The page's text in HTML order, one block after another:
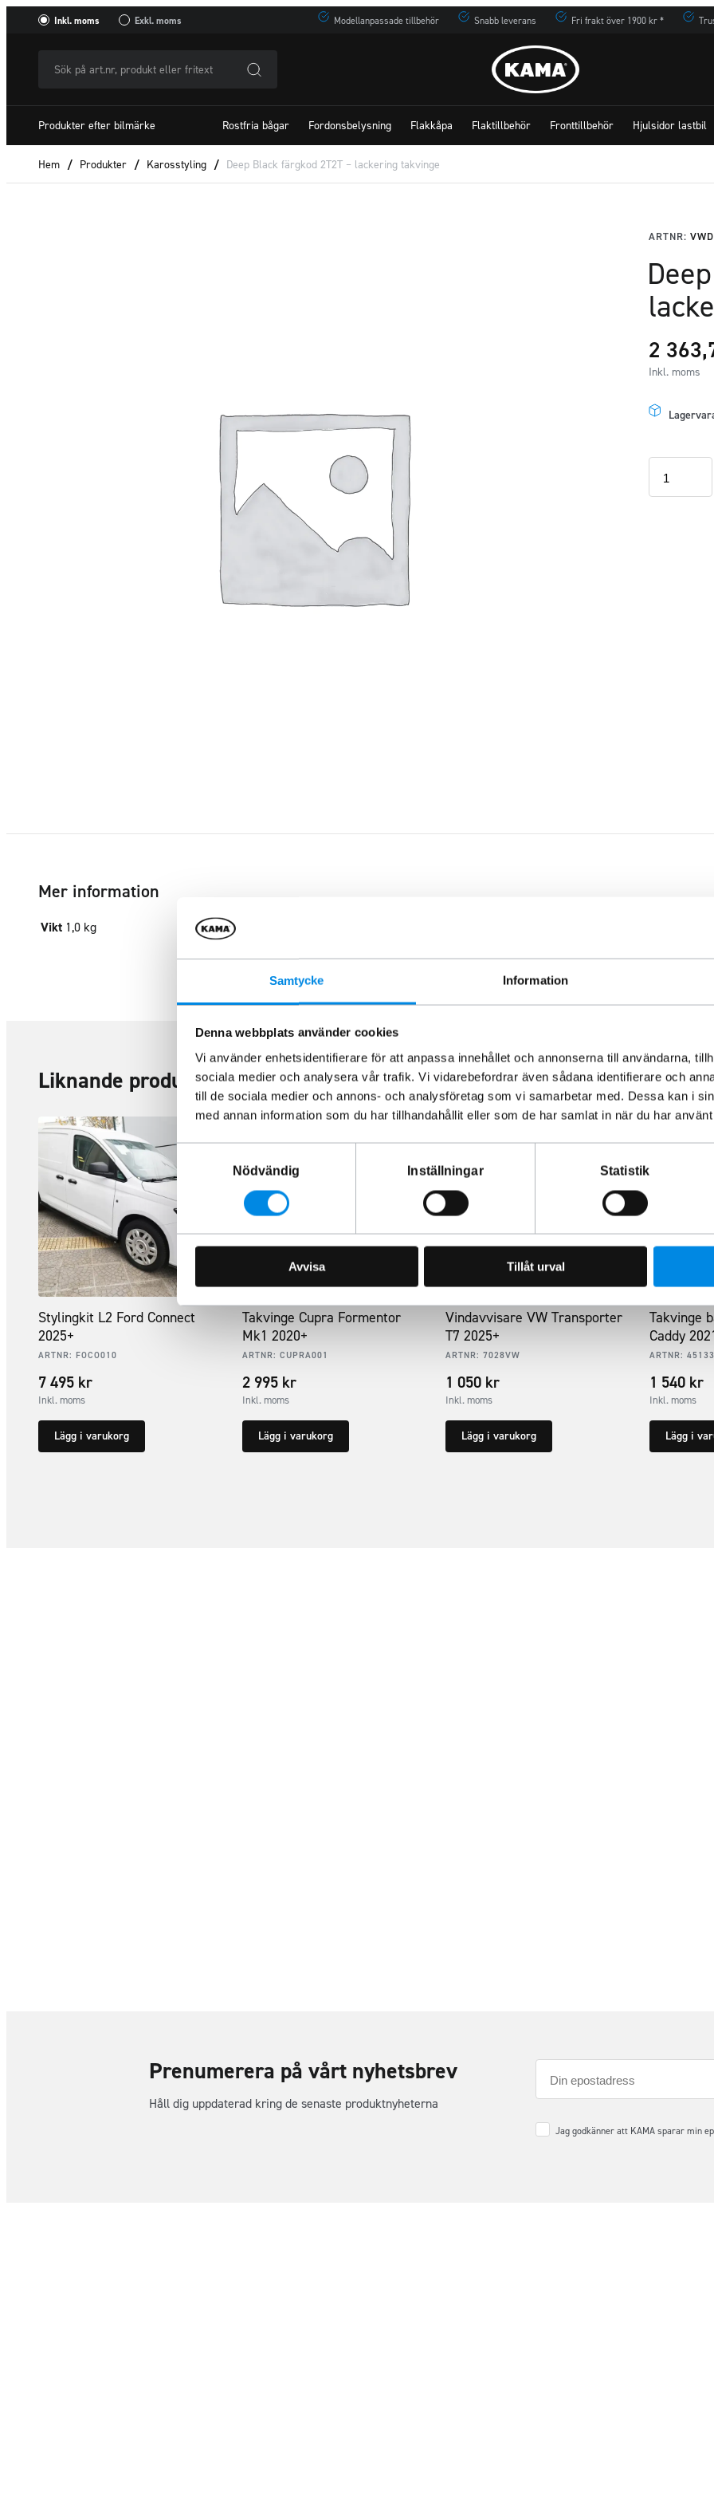
Samtycke Information
Denna webbplats använder cookies
Vi använder enhetsidentifierare för att anpassa innehållet och annonserna till användarna,
sociala medier och analysera vår trafik. Vi vidarebefordrar även sådana identifierare och
till de sociala medier och annons- och analysföretag som vi samarbetar med. Dessa kan i
med annan information som du har tillhandahållit eller som de har samlat in när du har
Nödvändig
Inställningar Statistik
Avvisa Tillåt urval
Inkl. moms Exkl. moms Modellanpassade tillbehör Snabb leverans Fri frakt över 1900 kr *
art.nr,
produkt
eller
fritextSök
Produkter efter bilmärke Rostfria bågar Fordonsbelysning Flakkåpa Flaktillbehör Fronttillbehör Hjulsidor lastbil
Hem / Produkter / Karosstyling / Deep Black färgkod 2T2T – lackering takvinge
ARTNR:
2
Inkl. moms
Mer information
Vikt 1,0 kg
Liknande produkter
Stylingkit L2 Ford Connect
2025+
ARTNR: FOCO010
7 495 kr
Inkl. moms
Lägg i varukorg
Takvinge Cupra Formentor
Mk1 2020+
ARTNR: CUPRA001
2 995 kr
Inkl. moms
Lägg i varukorg
Vindavvisare VW Transporter
T7 2025+
ARTNR:7028VW
1 050 kr
Inkl. moms
Lägg i varukorg
Takvinge
Caddy
ARTNR:
1 540 kr
Inkl. moms
Lägg i
Prenumerera på vårt nyhetsbrev
Håll dig uppdaterad kring de senaste produktnyheterna
Samtycke*
Jag godkänner att KAMA sparar min